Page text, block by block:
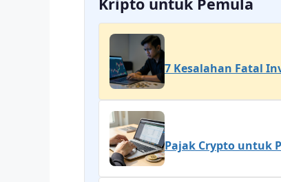
7 Kesalahan Fatal
Pajak Crypto untuk